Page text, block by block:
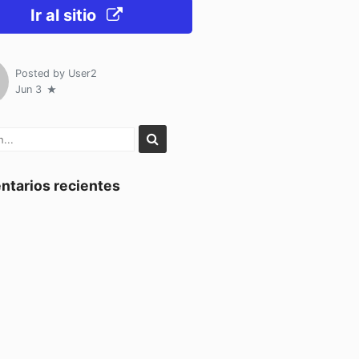
Ir al sitio
Posted by User2
Jun 3
recientes